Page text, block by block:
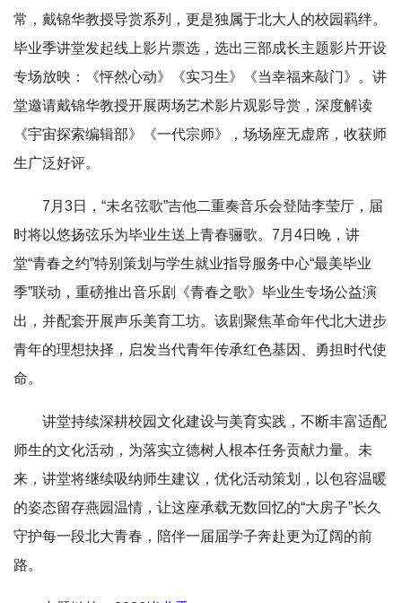
常，戴锦华教授导赏系列，更是独属于北大人的校园羁绊。
毕业季讲堂发起线上影片票选，选出三部成长主题影片开设
专场放映：《怦然心动》《实习生》《当幸福来敲门》。讲
堂邀请戴锦华教授开展两场艺术影片观影导赏，深度解读
《宇宙探索编辑部》《一代宗师》，场场座无虚席，收获师
生广泛好评。
7月3日，“未名弦歌”吉他二重奏音乐会登陆李莹厅，届
时将以悠扬弦乐为毕业生送上青春骊歌。7月4日晚，讲
堂“青春之约”特别策划与学生就业指导服务中心“最美毕业
季”联动，重磅推出音乐剧《青春之歌》毕业生专场公益演
出，并配套开展声乐美育工坊。该剧聚焦革命年代北大进步
青年的理想抉择，启发当代青年传承红色基因、勇担时代使
命。
讲堂持续深耕校园文化建设与美育实践，不断丰富适配
师生的文化活动，为落实立德树人根本任务贡献力量。未
来，讲堂将继续吸纳师生建议，优化活动策划，以包容温暖
的姿态留存燕园温情，让这座承载无数回忆的“大房子”长久
守护每一段北大青春，陪伴一届届学子奔赴更为辽阔的前
路。